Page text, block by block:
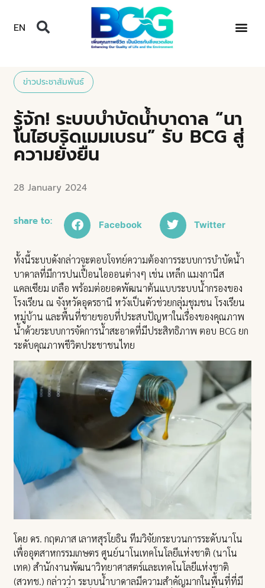
EN
ข่าวประชาสัมพันธ์
รู้จัก! ระบบบำบัดน้ำบาดาล “นา
โนไฮบริดเมมเบรน” รับ BCG สู่
ความยั่งยืน
28 January 2024
share to: Facebook Twitter
ทั้งนี้ระบบดังกล่าวจะตอบโจทย์ความต้องการระบบการบำบัดน้ำ
บาดาลที่มีการปนเปื้อนไอออนต่างๆ เช่น เหล็ก แมงกานีส
แคลเซียม เกลือ พร้อมต่อยอดพัฒนาต้นแบบระบบน้ำกรองของ
โรงเรียน ณ จังหวัดอุดรธานี หวังเป็นตัวช่วยกลุ่มชุมชน โรงเรียน
หมู่บ้าน และพื้นที่ชายขอบที่ประสบปัญหาในเรื่องของคุณภาพ
น้ำด้วยระบบการจัดการน้ำสะอาดที่มีประสิทธิภาพ ตอบ BCG ยก
ระดับคุณภาพชีวิตประชาชนไทย
โดย ดร. กฤตภาส เลาหสุรโยธิน ทีมวิจัยกระบวนการระดับนาโน
เพื่ออุตสาหกรรมเกษตร ศูนย์นาโนเทคโนโลยีแห่งชาติ (นาโน
เทค) สำนักงานพัฒนาวิทยาศาสตร์และเทคโนโลยีแห่งชาติ
(สวทช.) กล่าวว่า ระบบน้ำบาดาลมีความสำคัญมากในพื้นที่ที่มี